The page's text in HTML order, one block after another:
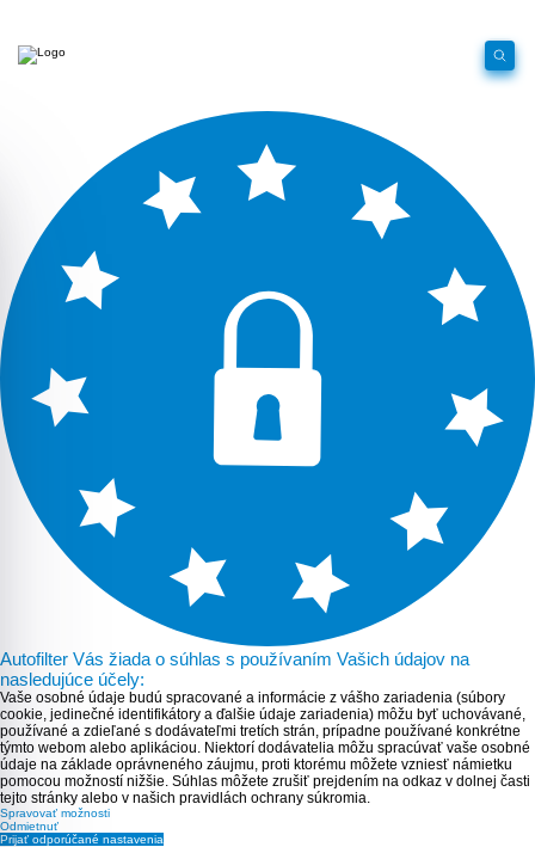
Autofilter Vás žiada o súhlas s používaním Vašich údajov na
nasledujúce účely:
Vaše osobné údaje budú spracované a informácie z vášho zariadenia (súbory
cookie, jedinečné identifikátory a ďalšie údaje zariadenia) môžu byť uchovávané,
používané a zdieľané s dodávateľmi tretích strán, prípadne používané konkrétne
týmto webom alebo aplikáciou. Niektorí dodávatelia môžu spracúvať vaše osobné
údaje na základe oprávneného záujmu, proti ktorému môžete vzniesť námietku
pomocou možností nižšie. Súhlas môžete zrušiť prejdením na odkaz v dolnej časti
tejto stránky alebo v našich pravidlách ochrany súkromia.
Spravovať možnosti
Odmietnuť
Prijať odporúčané nastavenia